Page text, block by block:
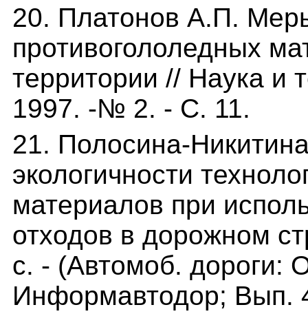
20. Платонов А.П.
противогололедных
территории // Наука и
1997. -№ 2. - С. 11.
21. Полосина-
экологичности
материалов при
отходов в дорожном
с. - (Автомоб. дороги:
Информавтодор; Вып.